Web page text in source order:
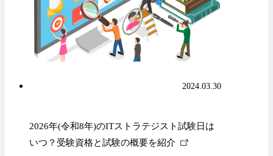
2026年(令和8年)のITストラテジスト試験日は
いつ？受験資格と試験の概要を紹介
外
2024.03.30